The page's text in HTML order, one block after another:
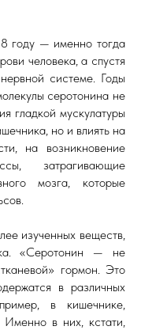
году — именно тогда
человека, а спустя
системе. Годы
серотонина не
гладкой мускулатуры
но и влиять на
на возникновение
затрагивающие
мозга, которые
изученных веществ,
«Серотонин — не
гормон. Это
в различных
в кишечнике,
Именно в них, кстати,